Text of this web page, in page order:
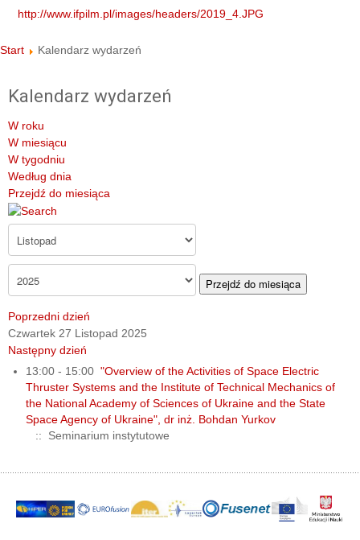
http://www.ifpilm.pl/images/headers/2019_4.JPG
Start Kalendarz wydarzeń
Kalendarz wydarzeń
W roku
W miesiącu
W tygodniu
Według dnia
Przejdź do miesiąca
Przejdź do miesiąca
Poprzedni dzień
Czwartek 27 Listopad 2025
Następny dzień
13:00 - 15:00"Overview of the Activities of Space Electric
Thruster Systems and the Institute of Technical Mechanics of
the National Academy of Sciences of Ukraine and the State
Space Agency of Ukraine", dr inż. Bohdan Yurkov
:: Seminarium instytutowe